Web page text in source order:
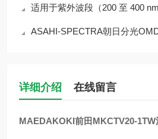
适用于紫外波段（200 至 400 nm）
ASAHI-SPECTRA朝日分光
详细介绍 在线留言
MAEDAKOKI前田MKCTV20-1TW